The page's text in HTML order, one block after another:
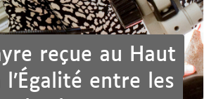
reçue au Haut
l’Égalité entre les